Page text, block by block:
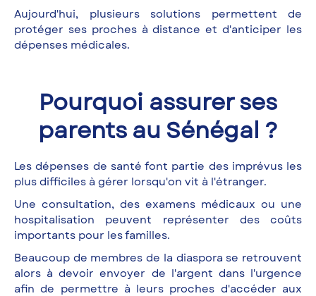
Aujourd'hui, plusieurs solutions permettent de
protéger ses proches à distance et d'anticiper les
dépenses médicales.
Pourquoi assurer ses
parents au Sénégal ?
Les dépenses de santé font partie des imprévus les
plus difficiles à gérer lorsqu'on vit à l'étranger.
Une consultation, des examens médicaux ou une
hospitalisation peuvent représenter des coûts
importants pour les familles.
Beaucoup de membres de la diaspora se retrouvent
alors à devoir envoyer de l'argent dans l'urgence
afin de permettre à leurs proches d'accéder aux